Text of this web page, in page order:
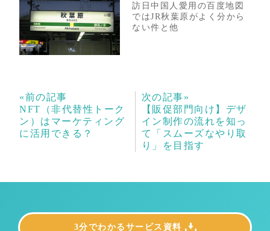
訪日中国人愛用の百度地図
ではJR秋葉原がよく分から
ない件と他
«前の記事
NFT（非代替性トーク
ン）はマーケティング
に活用できる？
次の記事»
【販促部門向け】デザ
イン制作の流れを知っ
て「スムーズなやり取
り」を目指す
3分でわかるサービス資料